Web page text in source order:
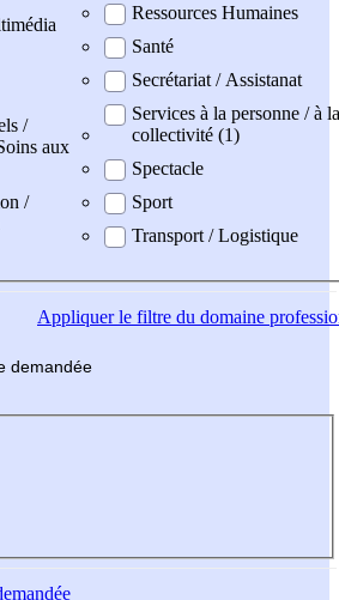
/
aux
/
Ressources Humaines
Santé
Secrétariat / Assistanat
Services à la personne / à la
collectivité (1)
Spectacle
Sport
Transport / Logistique
Appliquerle filtre du domaine
demandée